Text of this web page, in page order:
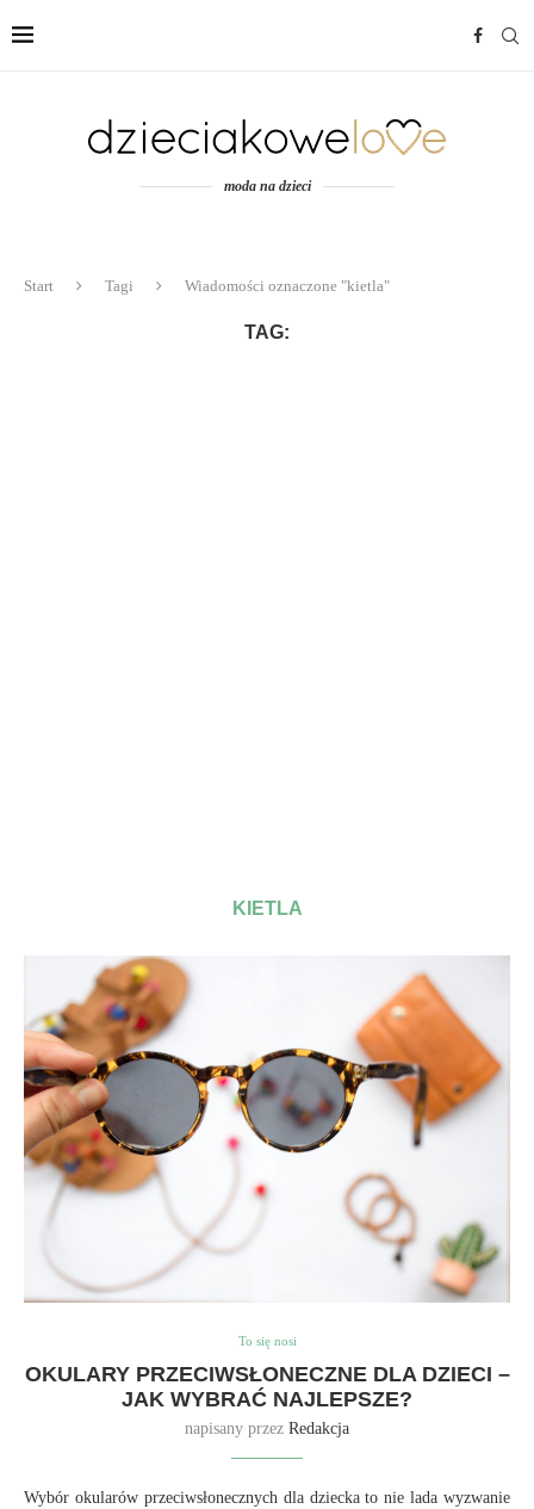
moda na dzieci
Start Tagi Wiadomości oznaczone "kietla"
TAG:
KIETLA
To się nosi
OKULARY PRZECIWSŁONECZNE DLA DZIECI –
JAK WYBRAĆ NAJLEPSZE?
napisany przez Redakcja
Wybór okularów przeciwsłonecznych dla dziecka to nie lada wyzwanie